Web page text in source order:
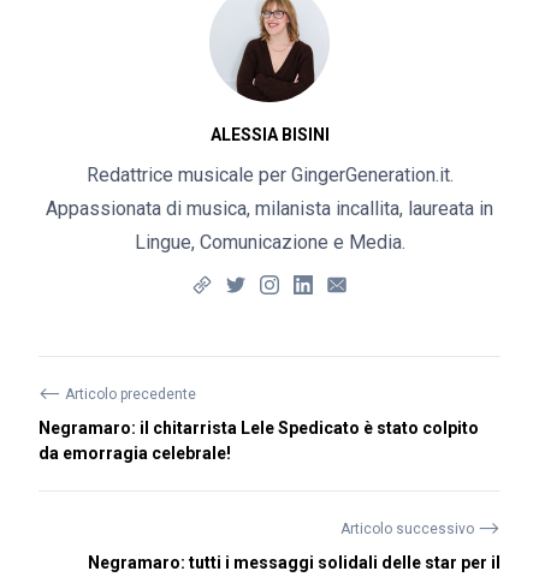
ALESSIA BISINI
Redattrice musicale per GingerGeneration.it.
Appassionata di musica, milanista incallita, laureata in
Lingue, Comunicazione e Media.
⟵ Articolo precedente
Negramaro: il chitarrista Lele Spedicato è stato colpito
da emorragia celebrale!
Articolo successivo ⟶
Negramaro: tutti i messaggi solidali delle star per il